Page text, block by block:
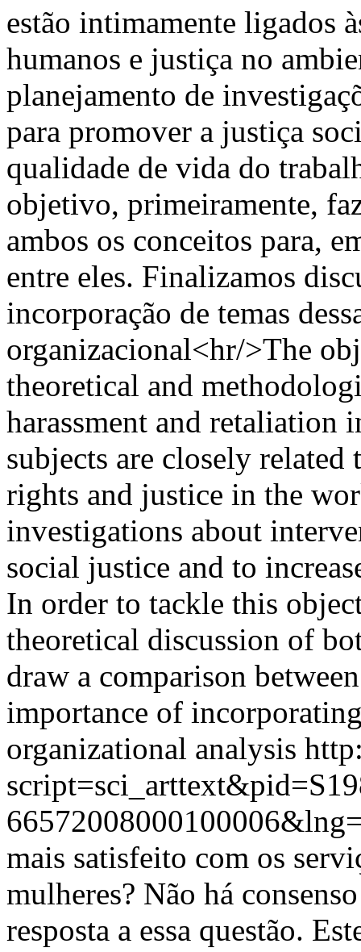
estão intimamente ligados
humanos e justiça no
planejamento de
para promover a justiça
qualidade de vida do
objetivo, primeiramente,
ambos os conceitos para,
entre eles. Finalizamos
incorporação de temas
organizacional<hr/>The
theoretical and
harassment and retaliation
subjects are closely
rights and justice in the
investigations about
social justice and to
In order to tackle this
theoretical discussion of
draw a comparison
importance of
organizational analysis
mais satisfeito com os
mulheres? Não há
resposta a essa questão.